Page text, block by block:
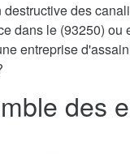
des
dans le (93250) ou
entreprise
des